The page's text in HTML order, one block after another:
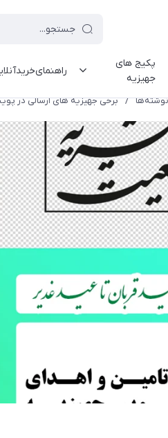
پکیج های
جهیزیه
نوشته‌ها / برخی جهیزیه های ارسالی در